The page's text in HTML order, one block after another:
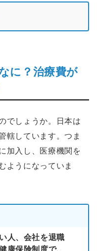
に？治療費が
でしょうか。日本は
轄しています。つま
加入し、医療機関を
ようになっていま
人、会社を退職
康保険制度で、